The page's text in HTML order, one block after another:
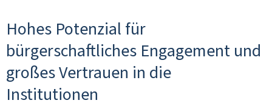
Hohes Potenzial für
bürgerschaftliches Engagement und
großes Vertrauen in die
Institutionen